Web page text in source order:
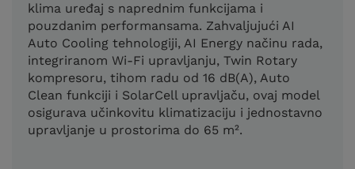
klima uređaj s naprednim funkcijama i
pouzdanim performansama. Zahvaljujući AI
Auto Cooling tehnologiji, AI Energy načinu rada,
integriranom Wi-Fi upravljanju, Twin Rotary
kompresoru, tihom radu od 16 dB(A), Auto
Clean funkciji i SolarCell upravljaču, ovaj model
osigurava učinkovitu klimatizaciju i jednostavno
upravljanje u prostorima do 65 m².